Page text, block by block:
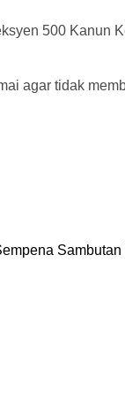
500 Kanun
agar tidak